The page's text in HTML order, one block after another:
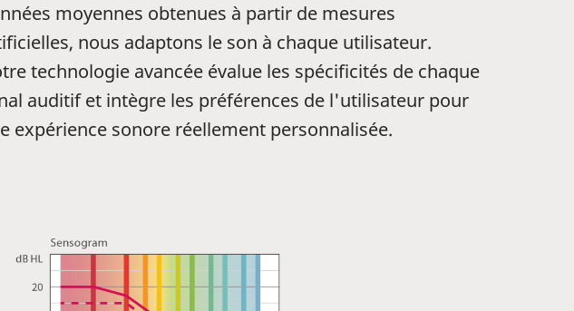
moyennes obtenues à partir de mesures
nous adaptons le son à chaque utilisateur.
technologie avancée évalue les spécificités de chaque
auditif et intègre les préférences de l'utilisateur pour
expérience sonore réellement personnalisée.